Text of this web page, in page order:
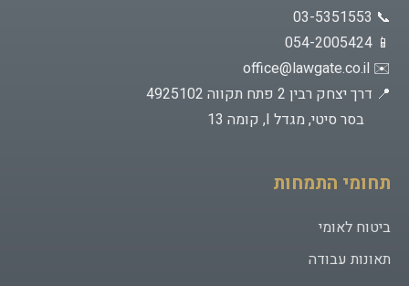
📞 03-5351553
📱 054-2005424
✉️
office@lawgate.co.il
📍 דרך יצחק רבין 2 פתח תקווה 4925102
בסר סיטי, מגדל I, קומה 13
תחומי התמחות
ביטוח לאומי
תאונות עבודה